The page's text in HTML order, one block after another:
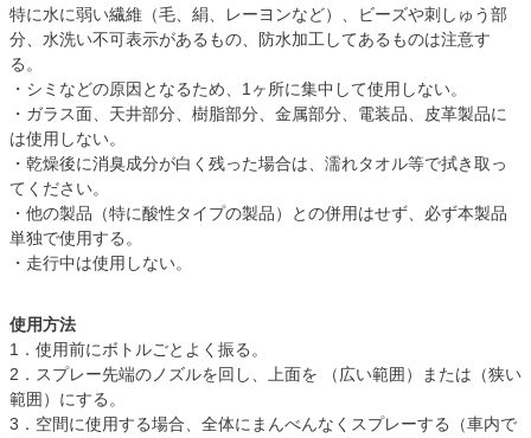
特に水に弱い繊維（毛、絹、レーヨンなど）、ビーズや刺しゅう部
分、水洗い不可表示があるもの、防水加工してあるものは注意す
る。
・シミなどの原因となるため、1ヶ所に集中して使用しない。
・ガラス面、天井部分、樹脂部分、金属部分、電装品、皮革製品に
は使用しない。
・乾燥後に消臭成分が白く残った場合は、濡れタオル等で拭き取っ
てください。
・他の製品（特に酸性タイプの製品）との併用はせず、必ず本製品
単独で使用する。
・走行中は使用しない。
使用方法
1．使用前にボトルごとよく振る。
2．スプレー先端のノズルを回し、上面を （広い範囲）または（狭い
範囲）にする。
3．空間に使用する場合、全体にまんべんなくスプレーする（車内で